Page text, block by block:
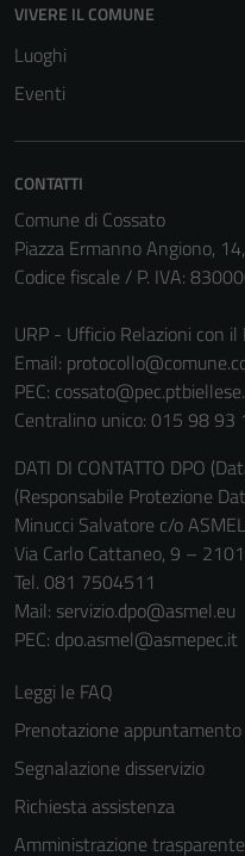
VIVERE IL COMUNE
Luoghi
Eventi
CONTATTI
Comune di Cossato
Piazza Ermanno Angiono,
Codice fiscale / P. IVA:
URP - Ufficio Relazioni con il
Email:
PEC:
Centralino unico: 015 98 93
DATI DI CONTATTO DPO
(Responsabile Protezione
Minucci Salvatore c/o
Via Carlo Cattaneo, 9 –
Tel. 081 7504511
Mail: servizio.dpo@asmel.eu
PEC: dpo.asmel@asmepec.it
Leggi le FAQ
Prenotazione appuntamento
Segnalazione disservizio
Richiesta assistenza
Amministrazione trasparente